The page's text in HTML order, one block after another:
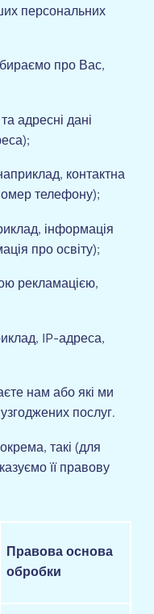
персональних
про Вас,
адресні дані
контактна
телефону);
інформація
про освіту);
рекламацією,
IP-адреса,
нам або які ми
послуг.
такі (для
її правову
Правова основа
обробки